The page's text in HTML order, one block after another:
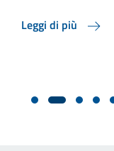
Leggi di più